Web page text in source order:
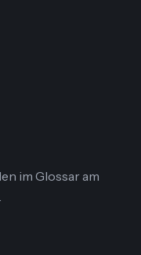
im Glossar am